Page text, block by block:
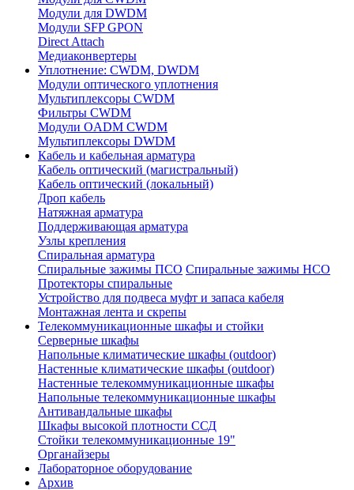
Модули для DWDM
Модули SFP GPON
Direct Attach
Медиаконвертеры
Уплотнение: CWDM, DWDM
Модули оптического уплотнения
Мультиплексоры CWDM
Фильтры CWDM
Модули OADM CWDM
Мультиплексоры DWDM
Кабель и кабельная арматура
Кабель оптический (магистральный)
Кабель оптический (локальный)
Дроп кабель
Натяжная арматура
Поддерживающая арматура
Узлы крепления
Спиральная арматура
Спиральные зажимы ПСО Спиральные зажимы НСО
Протекторы спиральные
Устройство для подвеса муфт и запаса кабеля
Монтажная лента и скрепы
Телекоммуникационные шкафы и стойки
Серверные шкафы
Напольные климатические шкафы (outdoor)
Настенные климатические шкафы (outdoor)
Настенные телекоммуникационные шкафы
Напольные телекоммуникационные шкафы
Антивандальные шкафы
Шкафы высокой плотности ССД
Стойки телекоммуникационные 19"
Органайзеры
Лабораторное оборудование
Архив